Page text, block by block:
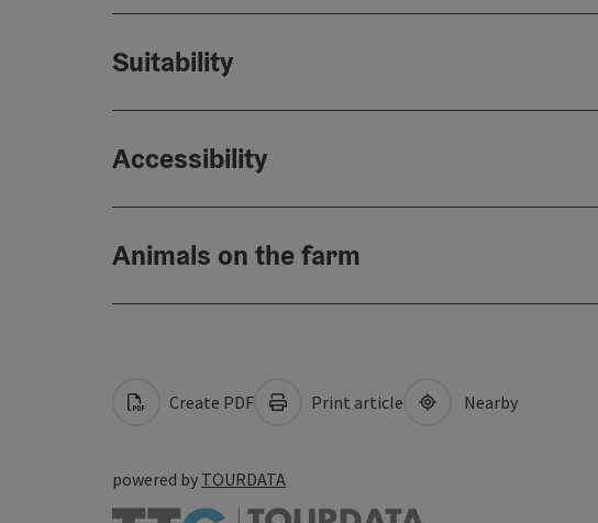
Suitability
Accessibility
Animals on the farm
Create PDF Print article Nearby
powered by TOURDATA